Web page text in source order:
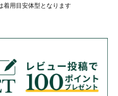
着用目安体型となります